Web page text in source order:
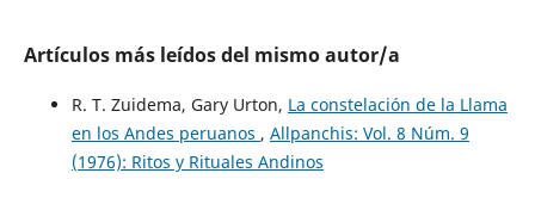
Artículos más leídos del mismo autor/a
R. T. Zuidema, Gary Urton, La constelación de la Llama
en los Andes peruanos , Allpanchis: Vol. 8 Núm. 9
(1976): Ritos y Rituales Andinos